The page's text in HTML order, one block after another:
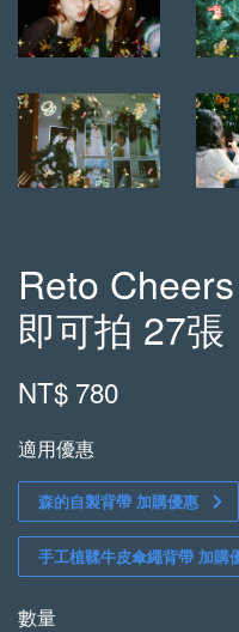
Reto
即可拍 27張
NT$ 780
適用優惠
森的自製背帶 加購優惠
手工植鞣牛皮傘繩背帶 加購
數量